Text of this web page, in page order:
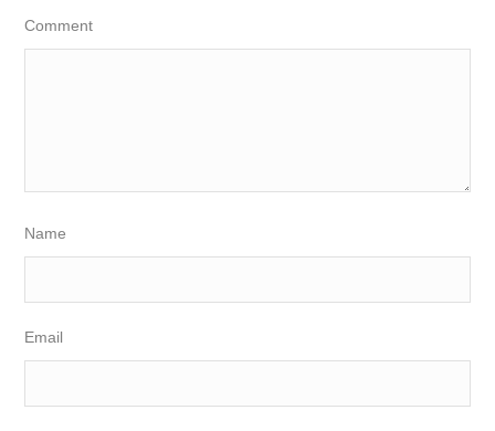
Comment
Name
Email